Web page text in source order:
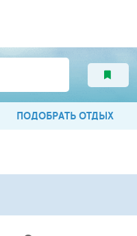
ПОДОБРАТЬ ОТДЫХ